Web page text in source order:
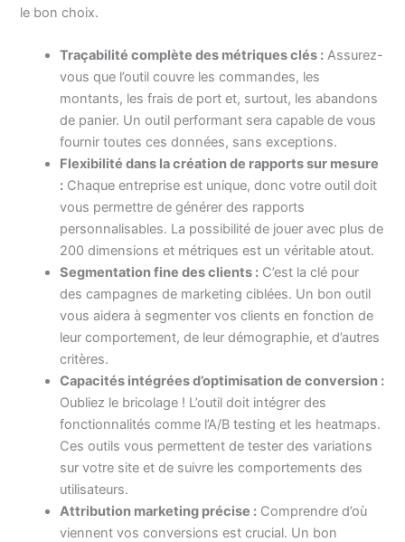
le bon choix.
Traçabilité complète des métriques clés : Assurez-
vous que l’outil couvre les commandes, les
montants, les frais de port et, surtout, les abandons
de panier. Un outil performant sera capable de vous
fournir toutes ces données, sans exceptions.
Flexibilité dans la création de rapports sur mesure
: Chaque entreprise est unique, donc votre outil doit
vous permettre de générer des rapports
personnalisables. La possibilité de jouer avec plus de
200 dimensions et métriques est un véritable atout.
Segmentation fine des clients : C’est la clé pour
des campagnes de marketing ciblées. Un bon outil
vous aidera à segmenter vos clients en fonction de
leur comportement, de leur démographie, et d’autres
critères.
Capacités intégrées d’optimisation de conversion :
Oubliez le bricolage ! L’outil doit intégrer des
fonctionnalités comme l’A/B testing et les heatmaps.
Ces outils vous permettent de tester des variations
sur votre site et de suivre les comportements des
utilisateurs.
Attribution marketing précise : Comprendre d’où
viennent vos conversions est crucial. Un bon